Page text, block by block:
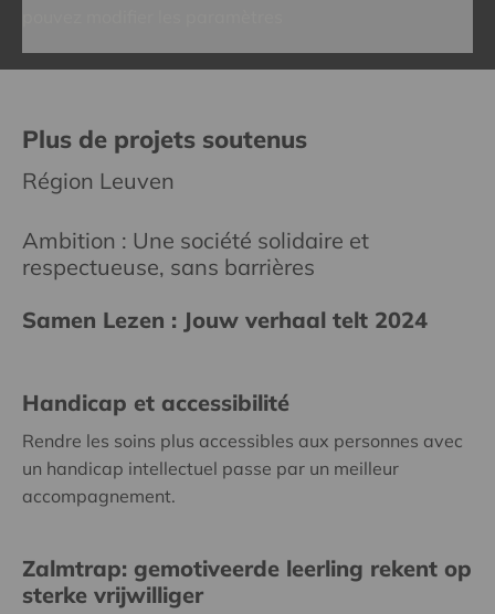
Plus de projets soutenus
Région Leuven
Ambition : Une société solidaire et
respectueuse, sans barrières
Samen Lezen : Jouw verhaal telt 2024
Handicap et accessibilité
Rendre les soins plus accessibles aux personnes avec
un handicap intellectuel passe par un meilleur
accompagnement.
Zalmtrap: gemotiveerde leerling rekent op
sterke vrijwilliger